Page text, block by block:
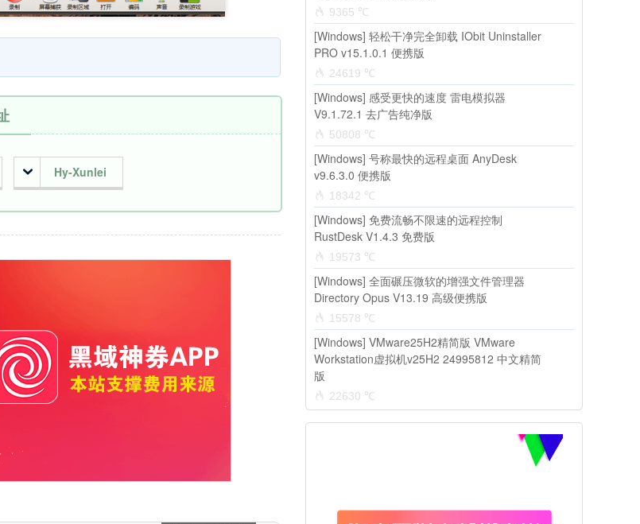
Hy-Xunlei
9365 ℃
[Windows] 轻松干净完全卸载 IObit Uninstaller
PRO v15.1.0.1 便携版
24619 ℃
[Windows] 感受更快的速度 雷电模拟器
V9.1.72.1 去广告纯净版
50808 ℃
[Windows] 号称最快的远程桌面 AnyDesk
v9.6.3.0 便携版
18342 ℃
[Windows] 免费流畅不限速的远程控制
RustDesk V1.4.3 免费版
19573 ℃
[Windows] 全面碾压微软的增强文件管理器
Directory Opus V13.19 高级便携版
15578 ℃
[Windows] VMware25H2精简版 VMware
Workstation虚拟机v25H2 24995812 中文精简
版
22630 ℃